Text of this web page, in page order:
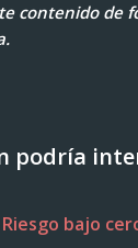
contenido de
podría
Riesgo bajo